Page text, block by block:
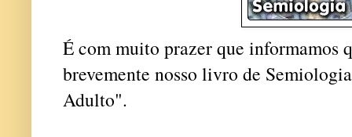
É com muito prazer que informamos
brevemente nosso livro de
Adulto".